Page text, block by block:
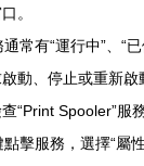
。
通常有“運行中”、“
動、停止或重新
“Print Spooler”服
點擊服務，選擇“屬